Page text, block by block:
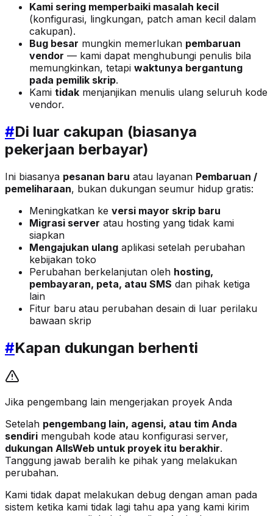
Kami sering memperbaiki masalah kecil
(konfigurasi, lingkungan, patch aman kecil dalam
cakupan).
Bug besar mungkin memerlukan pembaruan
vendor — kami dapat menghubungi penulis bila
memungkinkan, tetapi waktunya bergantung
pada pemilik skrip.
Kami tidak menjanjikan menulis ulang seluruh kode
vendor.
#Di luar cakupan (biasanya
pekerjaan berbayar)
Ini biasanya pesanan baru atau layanan Pembaruan /
pemeliharaan, bukan dukungan seumur hidup gratis:
Meningkatkan ke versi mayor skrip baru
Migrasi server atau hosting yang tidak kami
siapkan
Mengajukan ulang aplikasi setelah perubahan
kebijakan toko
Perubahan berkelanjutan oleh hosting,
pembayaran, peta, atau SMS dan pihak ketiga
lain
Fitur baru atau perubahan desain di luar perilaku
bawaan skrip
#Kapan dukungan berhenti
Jika pengembang lain mengerjakan proyek Anda
Setelah pengembang lain, agensi, atau tim Anda
sendiri mengubah kode atau konfigurasi server,
dukungan AllsWeb untuk proyek itu berakhir.
Tanggung jawab beralih ke pihak yang melakukan
perubahan.
Kami tidak dapat melakukan debug dengan aman pada
sistem ketika kami tidak lagi tahu apa yang kami kirim